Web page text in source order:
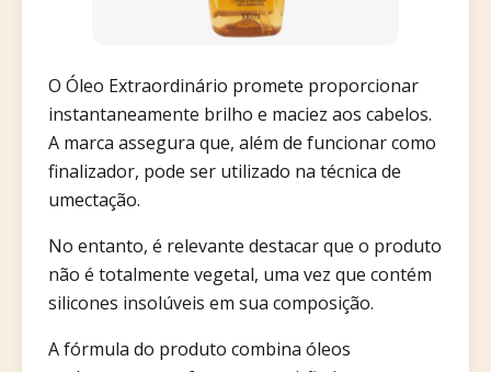
O Óleo Extraordinário promete proporcionar
instantaneamente brilho e maciez aos cabelos.
A marca assegura que, além de funcionar como
finalizador, pode ser utilizado na técnica de
umectação.
No entanto, é relevante destacar que o produto
não é totalmente vegetal, uma vez que contém
silicones insolúveis em sua composição.
A fórmula do produto combina óleos